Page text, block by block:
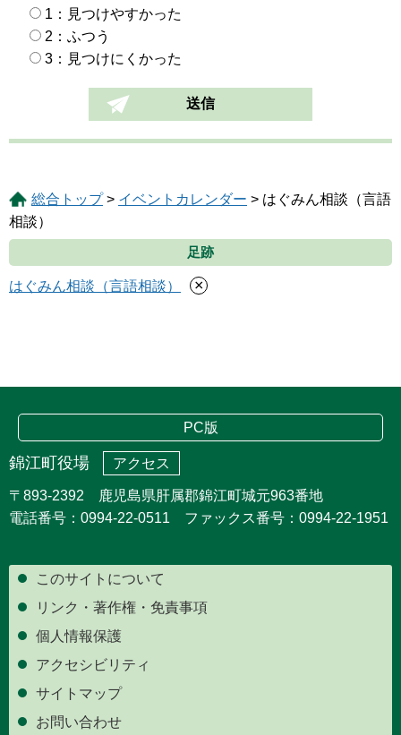
1：見つけやすかった
2：ふつう
3：見つけにくかった
総合トップ> イベントカレンダー > はぐみん相談（言語
相談）
足跡
はぐみん相談（言語相談） ×
PC版
錦江町役場 アクセス
〒893-2392 鹿児島県肝属郡錦江町城元963番地
電話番号：0994-22-0511 ファックス番号：0994-22-1951
このサイトについて
リンク・著作権・免責事項
個人情報保護
アクセシビリティ
サイトマップ
お問い合わせ